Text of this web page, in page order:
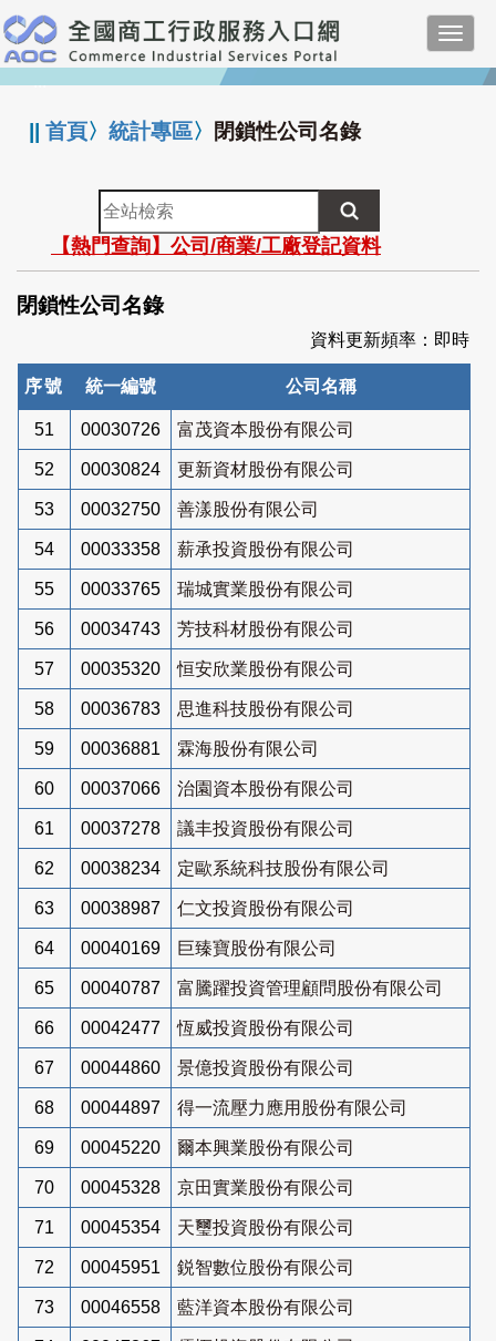
跳
到
主
要
:::
||首頁〉統計專區〉 閉鎖性公司名錄
全
站
檢
索
【熱門查詢】公司/商業/工廠登記資料
閉鎖性公司名錄
資料更新頻率：即時
序號 統一編號 公司名稱
51 00030726 富茂資本股份有限公司
52 00030824 更新資材股份有限公司
53 00032750 善漾股份有限公司
54 00033358 薪承投資股份有限公司
55 00033765 瑞城實業股份有限公司
56 00034743 芳技科材股份有限公司
57 00035320 恒安欣業股份有限公司
58 00036783 思進科技股份有限公司
59 00036881 霖海股份有限公司
60 00037066 治園資本股份有限公司
61 00037278 議丰投資股份有限公司
62 00038234 定歐系統科技股份有限公司
63 00038987 仁文投資股份有限公司
64 00040169 巨臻寶股份有限公司
65 00040787 富騰躍投資管理顧問股份有限公司
66 00042477 恆威投資股份有限公司
67 00044860 景億投資股份有限公司
68 00044897 得一流壓力應用股份有限公司
69 00045220 爾本興業股份有限公司
70 00045328 京田實業股份有限公司
71 00045354 天璽投資股份有限公司
72 00045951 鋭智數位股份有限公司
73 00046558 藍洋資本股份有限公司